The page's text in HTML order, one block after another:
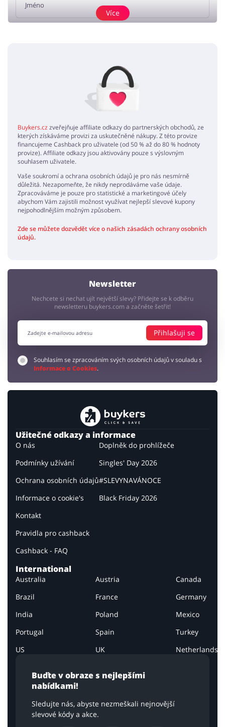
Žádné elementy nejsou
Více
Buykers.cz zveřejňuje affiliate odkazy do partnerských obchodů, ze
kterých získáváme provizi za uskutečněné nákupy. Z této provize
financujeme Cashback pro uživatele (od 50 % až do 80 % hodnoty
provize). Affiliate odkazy jsou aktivovány pouze s výslovným
souhlasem uživatele.
Vaše soukromí a ochrana osobních údajů je pro nás nesmírně
důležitá. Nezapomeňte, že nikdy neprodáváme vaše údaje.
Zpracováváme je pouze pro statistické a marketingové účely
abychom Vám zajistili možnost využívat nejlepší slevové kupony
nejpohodlnějším možným způsobem.
Zde se můžete dozvědět více o našich zásadách ochrany osobních
údajů.
Newsletter
Nechcete si nechat ujít největší slevy? Přidejte se k odběru
newsletteru buykers.com a začněte šetřit!
Přihlašuji se
Souhlasím se zpracováním svých osobních údajů v souladu s
Informace o Cookies.
Buďte v obraze s nejlepšími
nabídkami!
Sledujte nás, abyste nezmeškali nejnovější
slevové kódy a akce.
Užitečné odkazy a informace
O nás
Podmínky užívání
Ochrana osobních údajů
Informace o cookie's
Kontakt
Pravidla pro cashback
Cashback - FAQ
Doplněk do prohlížeče
Singles' Day 2026
#SLEVYNAVÁNOCE
Black Friday 2026
International
Australia Austria
Canada
Brazil
France
Germany
India
Poland
Mexico
Portugal
Spain
Turkey
US
UK Netherlands